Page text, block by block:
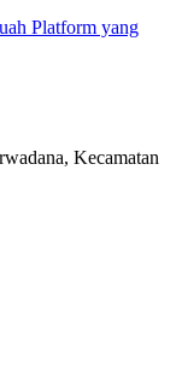
Platform yang
Kecamatan